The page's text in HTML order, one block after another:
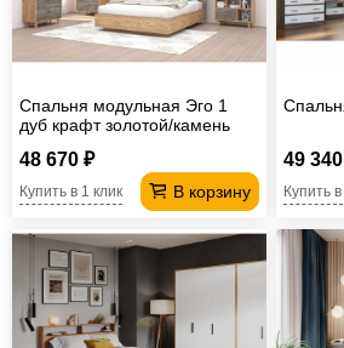
Спальня модульная Эго 1
дуб крафт золотой/камень
48 670 ₽
В корзину
Купить в 1 клик
49
Купить